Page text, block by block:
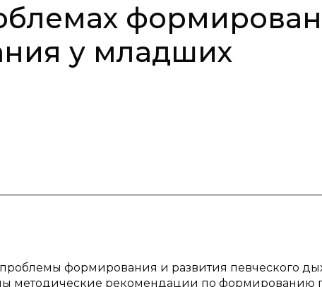
у младших
формирования и развития певческого
методические рекомендации по формированию